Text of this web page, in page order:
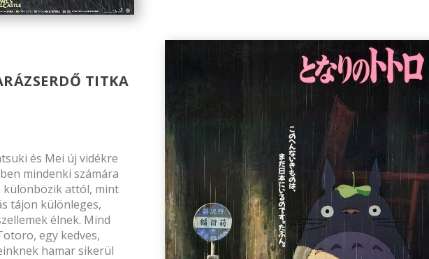
TITKA
és Mei új vidékre
mindenki számára
különbözik attól, mint
tájon különleges,
élnek. Mind
egy kedves,
hamar sikerül